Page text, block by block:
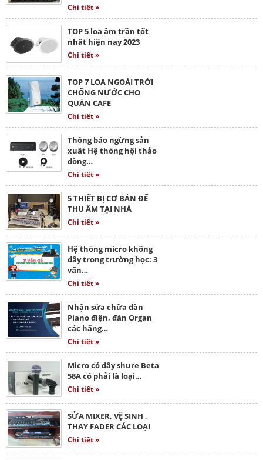
Chi tiết »
TOP 5 loa âm trần tốt
nhất hiện nay 2023
Chi tiết »
TOP 7 LOA NGOÀI TRỜI
CHỐNG NƯỚC CHO
QUÁN CAFE
Chi tiết »
Thông báo ngừng sản
xuất Hệ thống hội thảo
dòng…
Chi tiết »
5 THIẾT BỊ CƠ BẢN ĐỂ
THU ÂM TẠI NHÀ
Chi tiết »
Hệ thống micro không
dây trong trường học: 3
vấn…
Chi tiết »
Nhận sửa chữa đàn
Piano điện, đàn Organ
các hãng…
Chi tiết »
Micro có dây shure Beta
58A có phải là loại…
Chi tiết »
SỬA MIXER, VỆ SINH ,
THAY FADER CÁC LOẠI
Chi tiết »